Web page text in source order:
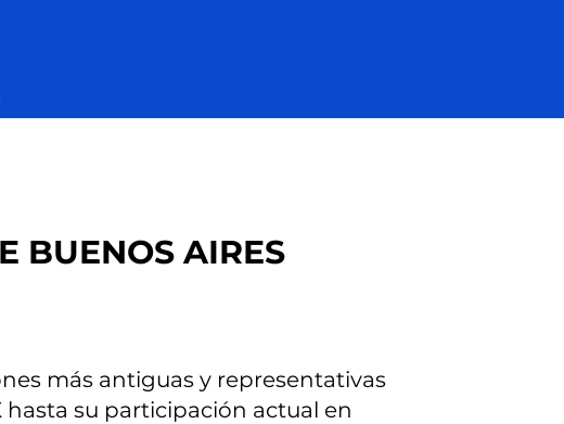
BUENOS AIRES
más antiguas y representativas
su participación actual en